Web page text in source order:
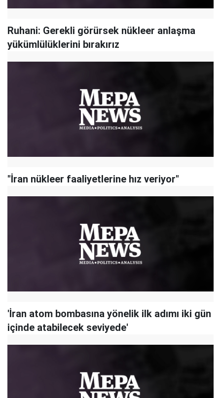
Ruhani: Gerekli görürsek nükleer anlaşma
yükümlülüklerini bırakırız
"İran nükleer faaliyetlerine hız veriyor"
'İran atom bombasına yönelik ilk adımı iki gün
içinde atabilecek seviyede'